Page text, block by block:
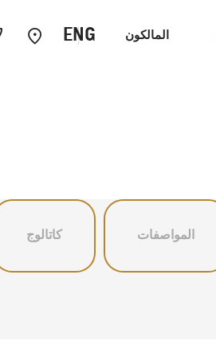
ENG المالكون
كاتالوج المواصفات